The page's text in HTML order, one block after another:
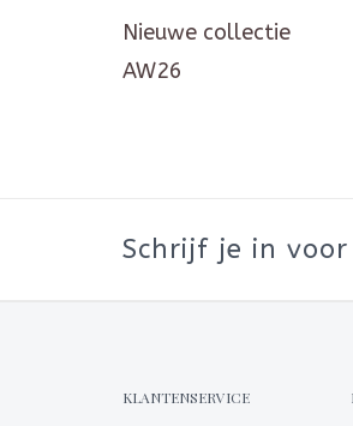
Nieuwe collectie
AW26
Schrijf je in
KLANTENSERVICE